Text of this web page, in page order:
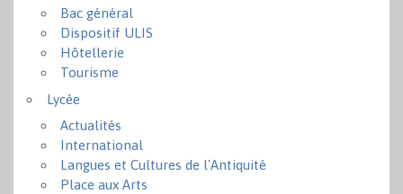
Bac général
Dispositif ULIS
Hôtellerie
Tourisme
Lycée
Actualités
International
Langues et Cultures de l'Antiquité
Place aux Arts